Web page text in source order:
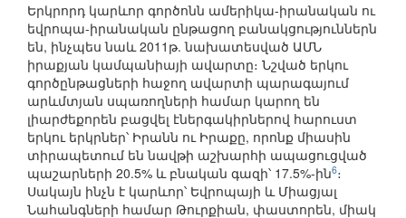
Երկրորդ կարևոր գործոնն ամերիկա-իրանական ու
եվրոպա-իրանական ընթացող բանակցություններն
են, ինչպես նաև 2011թ. նախատեսված ԱՄՆ
իրաքյան կամպանիայի ավարտը։ Նշված երկու
գործընթացների հաջող ավարտի պարագայում
արևմտյան սպառողների համար կարող են
լիարժեքորեն բացվել էներգակիրներով հարուստ
երկու երկրներ՝ Իրանն ու Իրաքը, որոնք միասին
տիրապետում են նավթի աշխարհի ապացուցված
պաշարների 20.5% և բնական գազի՝ 17.5%-ին6։
Սակայն ինչն է կարևոր՝ Եվրոպայի և Միացյալ
Նահանգների համար Թուրքիան, փաստորեն, միակ